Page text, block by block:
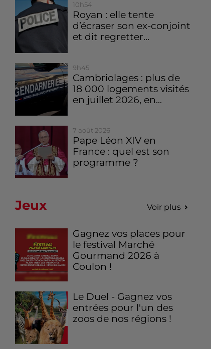
10h54
Royan : elle tente
d’écraser son ex-conjoint
et dit regretter...
9h45
Cambriolages : plus de
18 000 logements visités
en juillet 2026, en...
7 août 2026
Pape Léon XIV en
France : quel est son
programme ?
Jeux Voir plus
Gagnez vos places pour
le festival Marché
Gourmand 2026 à
Coulon !
Le Duel - Gagnez vos
entrées pour l'un des
zoos de nos régions !